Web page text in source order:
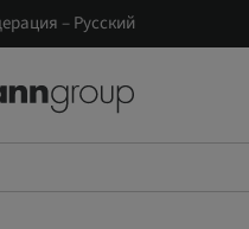
– Русский
zu Ihrem Erfolg